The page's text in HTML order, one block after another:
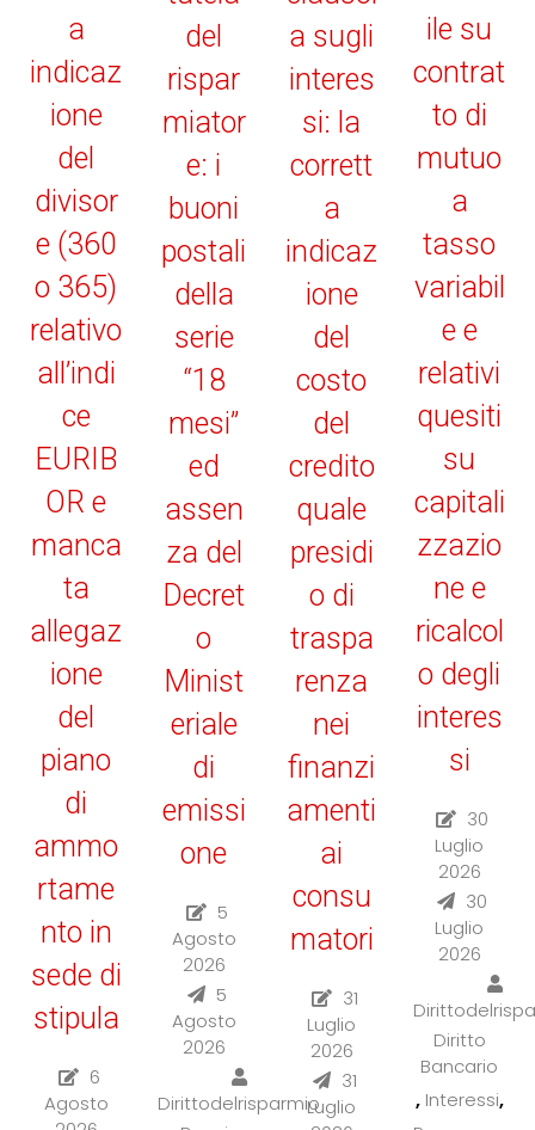
a
indicaz
ione
del
divisor
e (360
o 365)
relativo
all’indi
ce
EURIB
OR e
manca
ta
allegaz
ione
del
piano
di
ammo
rtame
nto in
sede di
stipula
6
Agosto
del
rispar
miator
e: i
buoni
postali
della
serie
“18
mesi”
ed
assen
za del
Decret
o
Minist
eriale
di
emissi
one
5
Agosto
2026
5
Agosto
2026
Dirittodelrisparmio
a sugli
interes
si: la
corrett
a
indicaz
ione
del
costo
del
credito
quale
presidi
o di
traspa
renza
nei
finanzi
amenti
ai
consu
matori
31
Luglio
2026
31
Luglio
ile su
contrat
to di
mutuo
a
tasso
variabil
e e
relativi
quesiti
su
capitali
zzazio
ne e
ricalcol
o degli
interes
si
30
Luglio
2026
30
Luglio
2026
Diritto
Bancario
, Interessi,